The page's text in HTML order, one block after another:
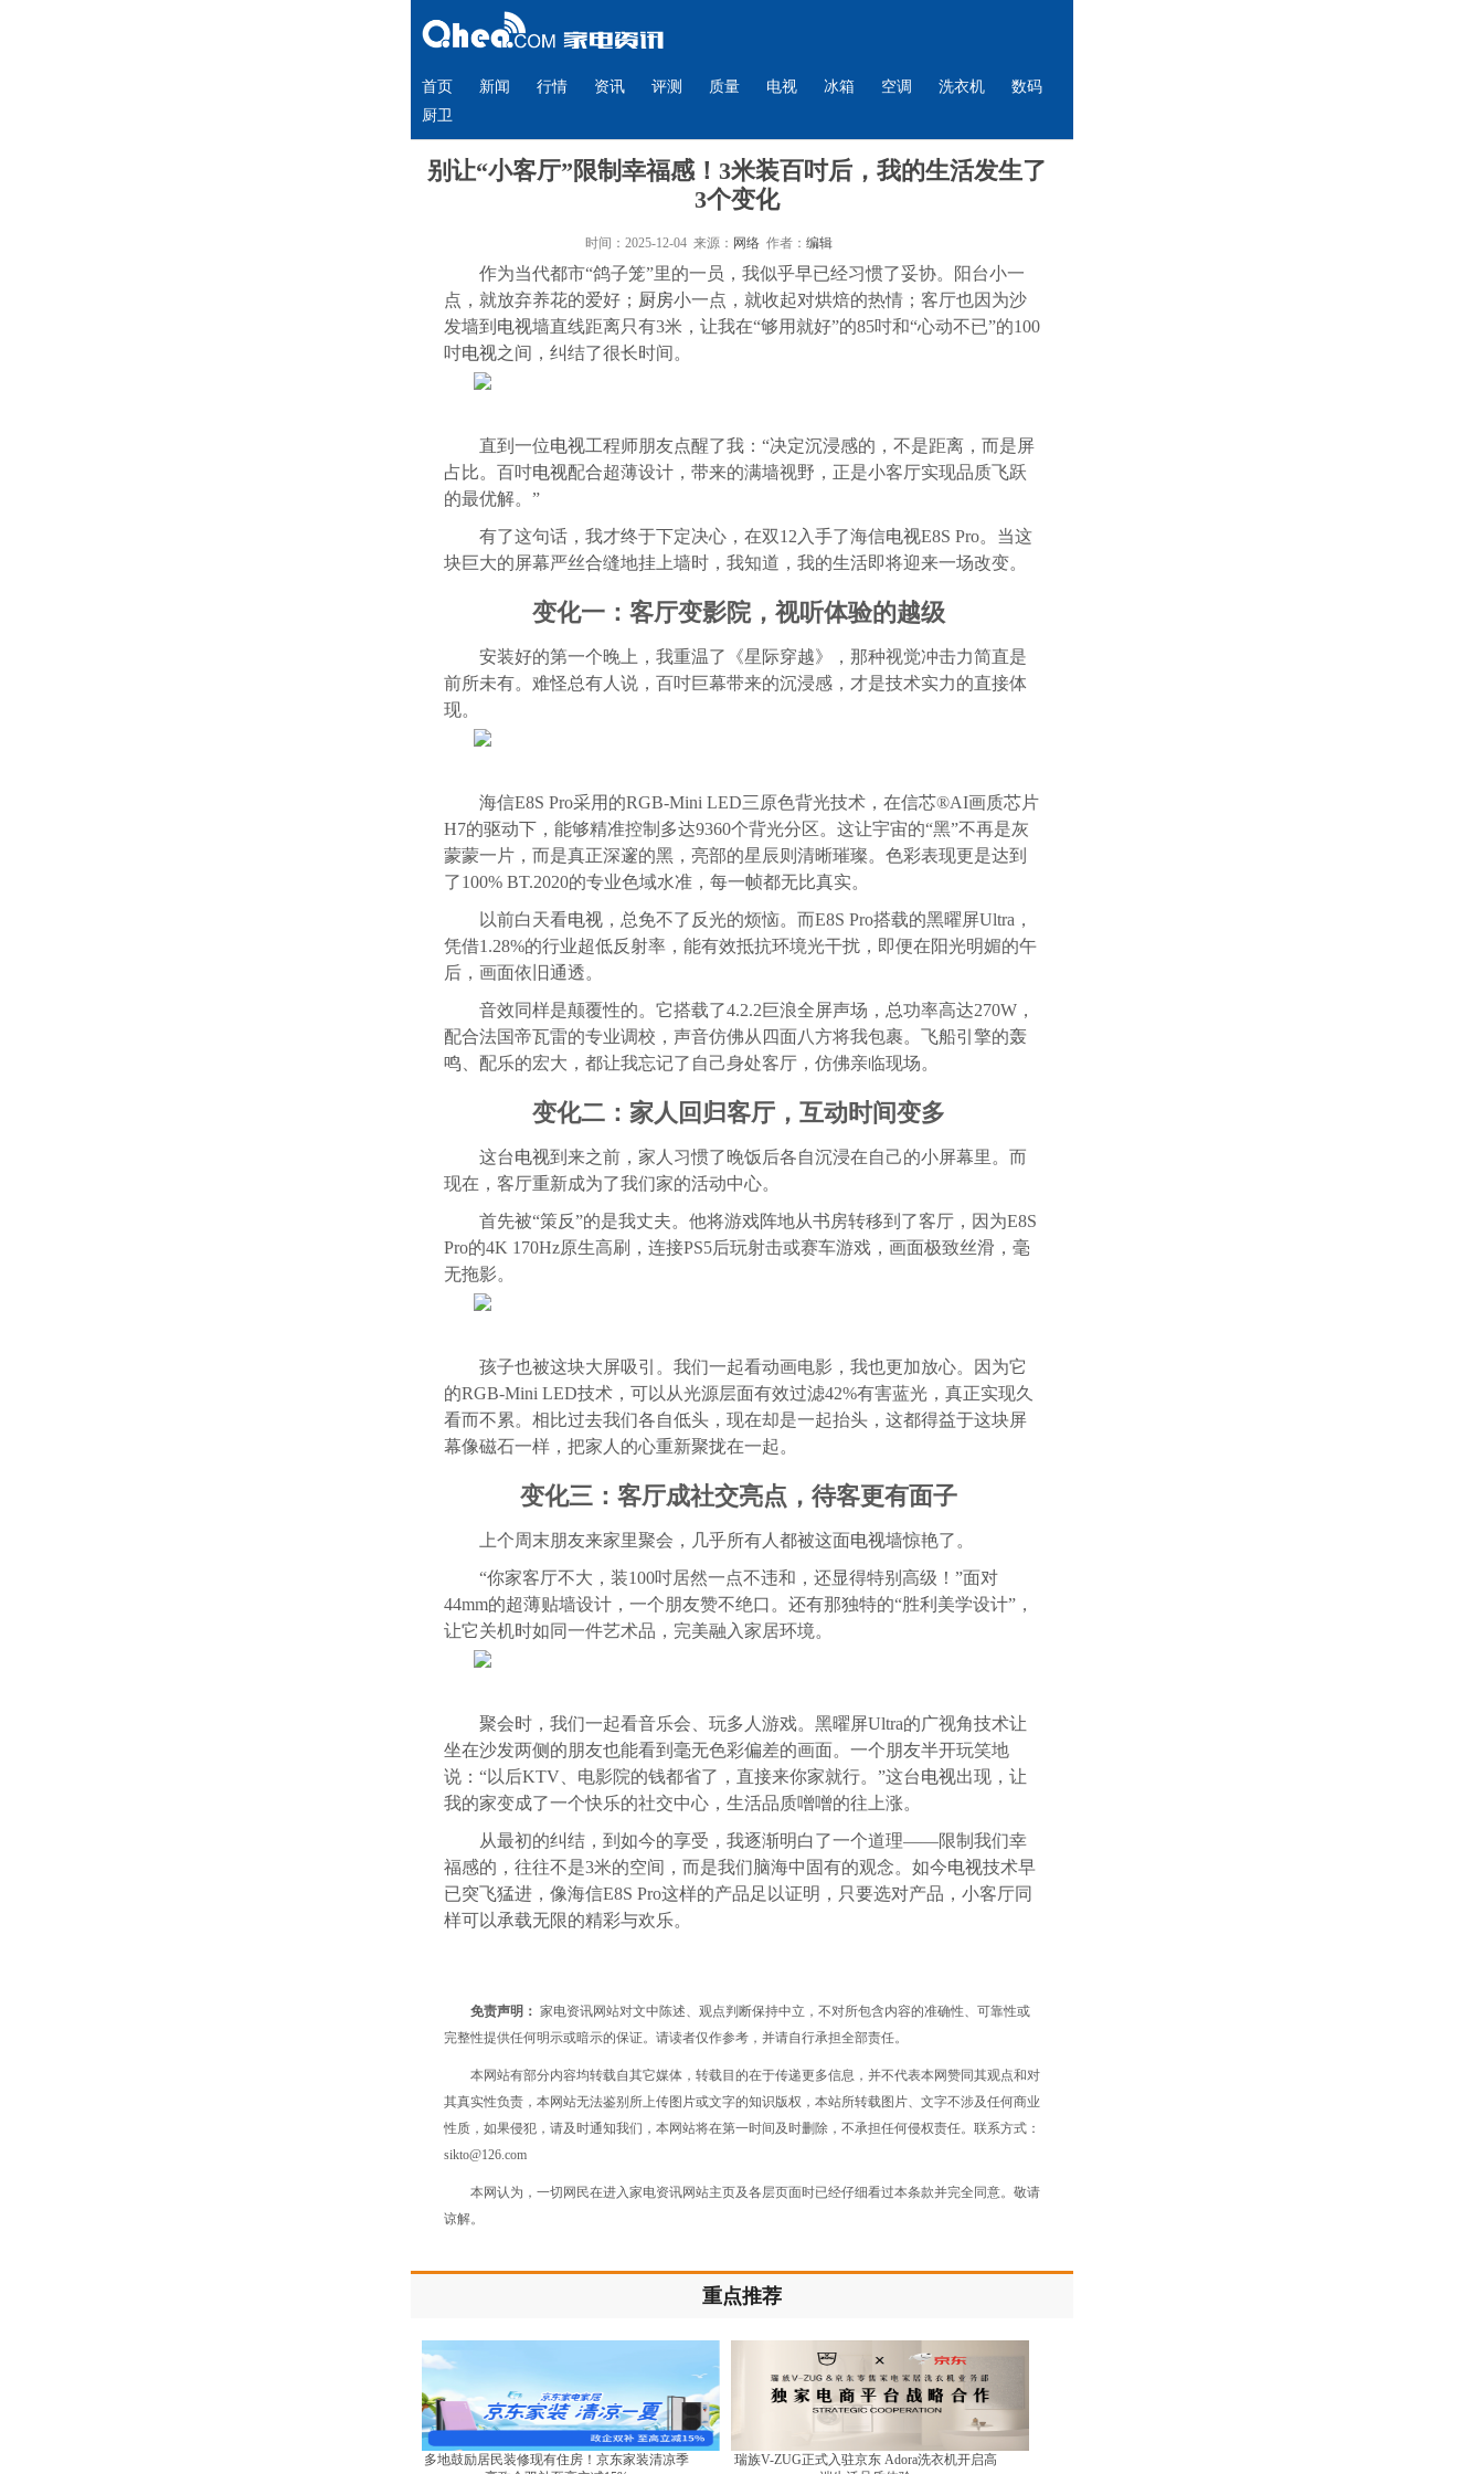
首页 新闻 行情 资讯 评测 质量 电视 冰箱 空调 洗衣机
数码
厨卫
别让“小客厅”限制幸福感！3米装百吋后，我的生活发生了
3个变化
时间：2025-12-04 来源： 网络 作者： 编辑
作为当代都市“鸽子笼”里的一员，我似乎早已经习惯了妥协。阳台小一
点，就放弃养花的爱好； 厨房小一点，就收起对烘焙的热情；客厅也因为沙
发墙到 电视墙直线距离只有3米，让我在“够用就好”的85吋和“心动不已”的100
吋电视之间，纠结了很长时间。
直到一位电视工程师朋友点醒了我：“决定沉浸感的，不是距离，而是屏
占比。百吋电视配合超薄设计，带来的满墙视野，正是小客厅实现品质飞跃
的最优解。”
有了这句话，我才终于下定决心，在双12入手了海信电视E8S Pro。当这
块巨大的屏幕严丝合缝地挂上墙时，我知道，我的生活即将迎来一场改变。
变化一：客厅变影院，视听体验的越级
安装好的第一个晚上，我重温了《星际穿越》，那种视觉冲击力简直是
前所未有。难怪总有人说，百吋巨幕带来的沉浸感，才是技术实力的直接体
现。
海信E8S Pro采用的RGB-Mini LED三原色背光技术，在信芯®AI画质芯片
H7的驱动下，能够精准控制多达9360个背光分区。这让宇宙的“黑”不再是灰
蒙蒙一片，而是真正深邃的黑，亮部的星辰则清晰璀璨。色彩表现更是达到
了100% BT.2020的专业色域水准，每一帧都无比真实。
以前白天看电视 ，总免不了反光的烦恼。而E8S Pro搭载的黑曜屏Ultra，
凭借1.28%的行业超低反射率，能有效抵抗环境光干扰，即便在阳光明媚的午
后，画面依旧通透。
音效同样是颠覆性的。它搭载了4.2.2巨浪全屏声场，总功率高达270W，
配合法国帝瓦雷的专业调校，声音仿佛从四面八方将我包裹。飞船引擎的轰
鸣、配乐的宏大，都让我忘记了自己身处客厅，仿佛亲临现场。
变化二：家人回归客厅，互动时间变多
这台电视到来之前，家人习惯了晚饭后各自沉浸在自己的小屏幕里。而
现在，客厅重新成为了我们家的活动中心。
首先被“策反”的是我丈夫。他将游戏阵地从书房转移到了客厅，因为E8S
Pro的4K 170Hz原生高刷，连接PS5后玩射击或赛车游戏，画面极致丝滑，毫
无拖影。
孩子也被这块大屏吸引。我们一起看动画电影，我也更加放心。因为它
的RGB-Mini LED技术，可以从光源层面有效过滤42%有害蓝光，真正实现久
看而不累。相比过去我们各自低头，现在却是一起抬头，这都得益于这块屏
幕像磁石一样，把家人的心重新聚拢在一起。
变化三：客厅成社交亮点，待客更有面子
上个周末朋友来家里聚会，几乎所有人都被这面电视墙惊艳了。
“你家客厅不大，装100吋居然一点不违和，还显得特别高级！”面对
44mm的超薄贴墙设计，一个朋友赞不绝口。还有那独特的“胜利美学设计”，
让它关机时如同一件艺术品，完美融入家居环境。
聚会时，我们一起看音乐会、玩多人游戏。黑曜屏Ultra的广视角技术让
坐在沙发两侧的朋友也能看到毫无色彩偏差的画面。一个朋友半开玩笑地
说：“以后KTV、电影院的钱都省了，直接来你家就行。”这台电视出现，让
我的家变成了一个快乐的社交中心，生活品质噌噌的往上涨。
从最初的纠结，到如今的享受，我逐渐明白了一个道理——限制我们幸
福感的，往往不是3米的空间，而是我们脑海中固有的观念。如今电视技术早
已突飞猛进，像海信E8S Pro这样的产品足以证明，只要选对产品，小客厅同
样可以承载无限的精彩与欢乐。
免责声明： 家电资讯网站对文中陈述、观点判断保持中立，不对所包含内容的准确性、可靠性或
完整性提供任何明示或暗示的保证。请读者仅作参考，并请自行承担全部责任。
本网站有部分内容均转载自其它媒体，转载目的在于传递更多信息，并不代表本网赞同其观点和对
其真实性负责，本网站无法鉴别所上传图片或文字的知识版权，本站所转载图片、文字不涉及任何商业
性质，如果侵犯，请及时通知我们，本网站将在第一时间及时删除，不承担任何侵权责任。联系方式：
sikto@126.com
本网认为，一切网民在进入家电资讯网站主页及各层页面时已经仔细看过本条款并完全同意。敬请
谅解。
重点推荐
多地鼓励居民装修现有住房！京东家装清凉季
瑞族V-ZUG正式入驻京东 Adora洗衣机开启高